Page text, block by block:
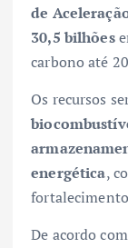
de
30,5 bilhões
carbono até
Os recursos
energética,
De acordo